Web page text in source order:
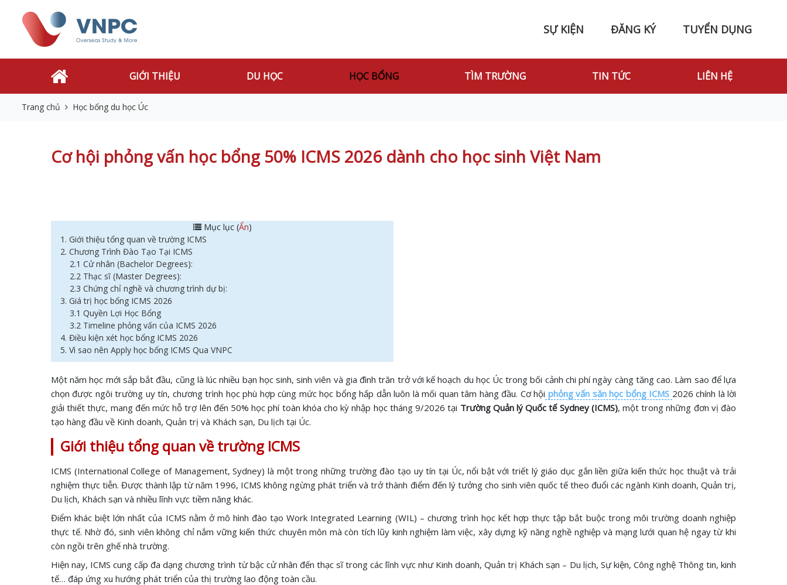
SỰ KIỆN ĐĂNG KÝ TUYỂN DỤNG
GIỚI THIỆU DU HỌC HỌC BỔNG TÌM TRƯỜNG TIN TỨC LIÊN HỆ
Trang chủ Học bổng du học Úc
Cơ hội phỏng vấn học bổng 50% ICMS 2026 dành cho học sinh Việt Nam
Mục lục (Ẩn)
1. Giới thiệu tổng quan về trường ICMS
2. Chương Trình Đào Tạo Tại ICMS
2.1 Cử nhân (Bachelor Degrees):
2.2 Thạc sĩ (Master Degrees):
2.3 Chứng chỉ nghề và chương trình dự bị:
3. Giá trị học bổng ICMS 2026
3.1 Quyền Lợi Học Bổng
3.2 Timeline phỏng vấn của ICMS 2026
4. Điều kiện xét học bổng ICMS 2026
5. Vì sao nên Apply học bổng ICMS Qua VNPC
Một năm học mới sắp bắt đầu, cũng là lúc nhiều bạn học sinh, sinh viên và gia đình trăn trở với kế hoạch du học Úc trong bối cảnh chi phí ngày càng tăng cao. Làm sao để lựa
chọn được ngôi trường uy tín, chương trình học phù hợp cùng mức học bổng hấp dẫn luôn là mối quan tâm hàng đầu. Cơ hội phỏng vấn săn học bổng ICMS 2026 chính là lời
giải thiết thực, mang đến mức hỗ trợ lên đến 50% học phí toàn khóa cho kỳ nhập học tháng 9/2026 tại Trường Quản lý Quốc tế Sydney (ICMS), một trong những đơn vị đào
tạo hàng đầu về Kinh doanh, Quản trị và Khách sạn, Du lịch tại Úc.
Giới thiệu tổng quan về trường ICMS
ICMS (International College of Management, Sydney) là một trong những trường đào tạo uy tín tại Úc, nổi bật với triết lý giáo dục gắn liền giữa kiến thức học thuật và trải
nghiệm thực tiễn. Được thành lập từ năm 1996, ICMS không ngừng phát triển và trở thành điểm đến lý tưởng cho sinh viên quốc tế theo đuổi các ngành Kinh doanh, Quản trị,
Du lịch, Khách sạn và nhiều lĩnh vực tiềm năng khác.
Điểm khác biệt lớn nhất của ICMS nằm ở mô hình đào tạo Work Integrated Learning (WIL) – chương trình học kết hợp thực tập bắt buộc trong môi trường doanh nghiệp
thực tế. Nhờ đó, sinh viên không chỉ nắm vững kiến thức chuyên môn mà còn tích lũy kinh nghiệm làm việc, xây dựng kỹ năng nghề nghiệp và mạng lưới quan hệ ngay từ khi
còn ngồi trên ghế nhà trường.
Hiện nay, ICMS cung cấp đa dạng chương trình từ bậc cử nhân đến thạc sĩ trong các lĩnh vực như Kinh doanh, Quản trị Khách sạn – Du lịch, Sự kiện, Công nghệ Thông tin, kinh
tế… đáp ứng xu hướng phát triển của thị trường lao động toàn cầu.